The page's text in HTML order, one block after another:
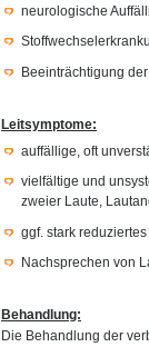
neurologische
Beeinträchtigung
Leitsymptome:
auffällige, oft
vielfältige und
zweier Laute,
ggf. stark
Nachsprechen von
Behandlung:
Die Behandlung der